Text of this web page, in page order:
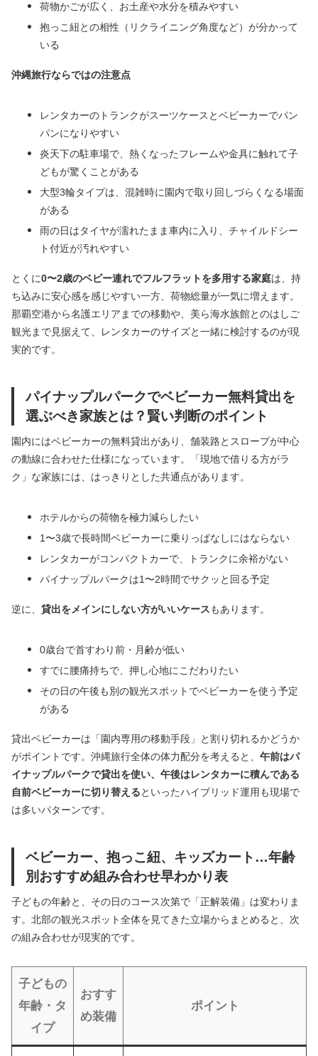
荷物かごが広く、お土産や水分を積みやすい
抱っこ紐との相性（リクライニング角度など）が分かって
いる
沖縄旅行ならではの注意点
レンタカーのトランクがスーツケースとベビーカーでパン
パンになりやすい
炎天下の駐車場で、熱くなったフレームや金具に触れて子
どもが驚くことがある
大型3輪タイプは、混雑時に園内で取り回しづらくなる場面
がある
雨の日はタイヤが濡れたまま車内に入り、チャイルドシー
ト付近が汚れやすい
とくに0〜2歳のベビー連れでフルフラットを多用する家庭は、持
ち込みに安心感を感じやすい一方、荷物総量が一気に増えます。
那覇空港から名護エリアまでの移動や、美ら海水族館とのはしご
観光まで見据えて、レンタカーのサイズと一緒に検討するのが現
実的です。
パイナップルパークでベビーカー無料貸出を
選ぶべき家族とは？賢い判断のポイント
園内にはベビーカーの無料貸出があり、舗装路とスロープが中心
の動線に合わせた仕様になっています。「現地で借りる方がラ
ク」な家族には、はっきりとした共通点があります。
ホテルからの荷物を極力減らしたい
1〜3歳で長時間ベビーカーに乗りっぱなしにはならない
レンタカーがコンパクトカーで、トランクに余裕がない
パイナップルパークは1〜2時間でサクッと回る予定
逆に、 貸出をメインにしない方がいいケースもあります。
0歳台で首すわり前・月齢が低い
すでに腰痛持ちで、押し心地にこだわりたい
その日の午後も別の観光スポットでベビーカーを使う予定
がある
貸出ベビーカーは「園内専用の移動手段」と割り切れるかどうか
がポイントです。沖縄旅行全体の体力配分を考えると、 午前はパ
イナップルパークで貸出を使い、午後はレンタカーに積んである
自前ベビーカーに切り替えるといったハイブリッド運用も現場で
は多いパターンです。
ベビーカー、抱っこ紐、キッズカート…年齢
別おすすめ組み合わせ早わかり表
子どもの年齢と、その日のコース次第で「正解装備」は変わりま
す。北部の観光スポット全体を見てきた立場からまとめると、次
の組み合わせが現実的です。
子どもの
年齢・タ
イプ
おすす
め装備
ポイント